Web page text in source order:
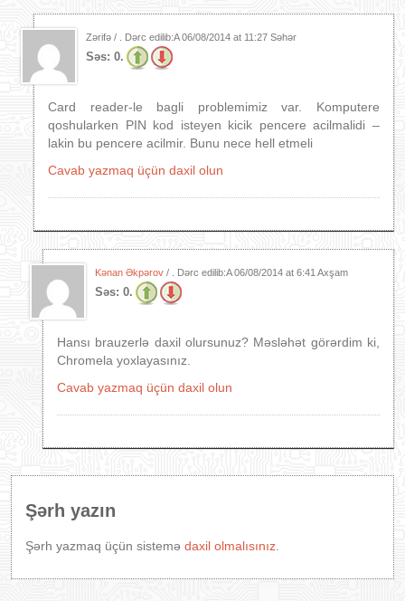
Zərifə / . Dərc edilib:A06/08/2014 at 11:27 Səhər
Səs: 0.
Card reader-le bagli problemimiz var. Komputere
qoshularken PIN kod isteyen kicik pencere acilmalidi –
lakin bu pencere acilmir. Bunu nece hell etmeli
Cavab yazmaq üçün daxil olun
Kənan Əkpərov / . Dərc edilib:A06/08/2014 at 6:41 Axşam
Səs: 0.
Hansı brauzerlə daxil olursunuz? Məsləhət görərdim ki,
Chromela yoxlayasınız.
Cavab yazmaq üçün daxil olun
Şərh yazın
Şərh yazmaq üçün sistemə daxil olmalısınız.